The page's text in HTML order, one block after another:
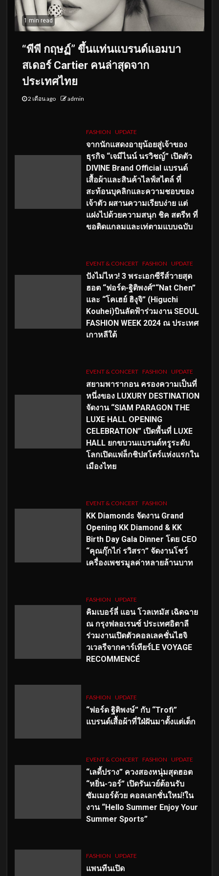
1 min read
“พีพี กฤษฏ์” ขึ้นแท่นแบรนด์แอมบา
สเดอร์ Cartier คนล่าสุดจาก
ประเทศไทย
2 เดือน ago admin
FASHION UPDATE
จากนักแสดงอายุน้อยสู่เจ้าของ
ธุรกิจ “เจมีไนน์ นรวิชญ์” เปิดตัว
DIVINE Brand Official แบรนด์
เสื้อผ้าและสินค้าไลฟ์สไตล์ ที่
สะท้อนบุคลิกและความชอบของ
เจ้าตัว ผสานความเรียบง่าย แต่
แฝงไปด้วยความสนุก ชิค สตรีท ที่
ขอติดแกลมและเท่ตามแบบฉบับ
EVENT & CONCERT FASHION UPDATE
ปังไม่ไหว! 3 พระเอกซีรีส์วายสุด
ฮอต “ฟอร์ด-ฐิติพงศ์”“Nat Chen”
และ “โคเฮย์ ฮิงุจิ” (Higuchi
Kouhei)บินลัดฟ้าร่วมงาน SEOUL
FASHION WEEK 2024 ณ ประเทศ
เกาหลีใต้
EVENT & CONCERT FASHION UPDATE
สยามพารากอน ครองความเป็นที่
หนึ่งของ LUXURY DESTINATION
จัดงาน “SIAM PARAGON THE
LUXE HALL OPENING
CELEBRATION” เปิดพื้นที่ LUXE
HALL ยกขบวนแบรนด์หรูระดับ
โลกเปิดแฟล็กชิปสโตร์แห่งแรกใน
เมืองไทย
EVENT & CONCERT FASHION
KK Diamonds จัดงาน Grand
Opening KK Diamond & KK
Birth Day Gala Dinner โดย CEO
“คุณกุ๊กไก่ รวิสรา” จัดงานโชว์
เครื่องเพชรมูลค่าหลายล้านบาท
FASHION UPDATE
คิมเบอร์ลี่ แอน โวลเทมัส เฉิดฉาย
ณ กรุงฟลอเรนซ์ ประเทศอิตาลี
ร่วมงานเปิดตัวคอลเลคชั่นไฮจิ
วเวลรีจากคาร์เทียร์LE VOYAGE
RECOMMENCÉ
FASHION UPDATE
“ฟอร์ด ฐิติพงษ์” กับ “Trofi”
แบรนด์เสื้อผ้าที่ใฝ่ฝันมาตั้งแต่เด็ก
EVENT & CONCERT FASHION UPDATE
“เลดี้ปราง” ควงสองหนุ่มสุดฮอต
“หยิ่น-วอร์” เปิดรันเวย์ต้อนรับ
ซัมเมอร์ด้วย คอลเลกชั่นใหม่!ใน
งาน “Hello Summer Enjoy Your
Summer Sports”
FASHION UPDATE
แพนทีนเปิด